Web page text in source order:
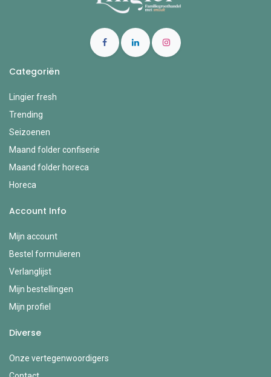
Categoriën
Lingier fresh
Trending
Seizoenen
Maand folder confiserie
Maand folder horeca
Horeca
Account Info
Mijn account
Bestel formulieren
Verlanglijst
Mijn bestellingen
Mijn profiel
Diverse
Onze vertegenwoordigers